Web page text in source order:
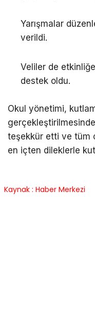
Yarışmalar
verildi.
Veliler de
destek oldu.
Okul yönetimi,
teşekkür etti ve tüm
en içten dileklerle
Kaynak : Haber Merkezi